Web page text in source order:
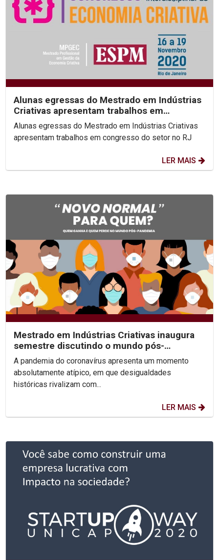
Alunas egressas do Mestrado em Indústrias
Criativas apresentam trabalhos em
congresso do setor no RJ
Alunas egressas do Mestrado em Indústrias Criativas
apresentam trabalhos em congresso do setor no RJ
LER MAIS
Mestrado em Indústrias Criativas inaugura
semestre discutindo o mundo pós-
pandemia
A pandemia do coronavírus apresenta um momento
absolutamente atípico, em que desigualdades
históricas rivalizam com...
LER MAIS